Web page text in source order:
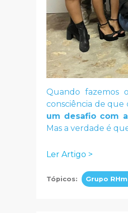
Quando fazemos
consciência de que
um desafio com
Mas a verdade é
Ler Artigo >
Tópicos: Grupo